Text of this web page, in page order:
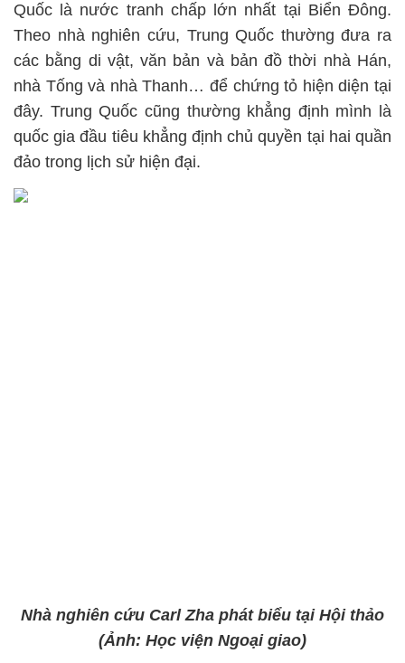
Quốc là nước tranh chấp lớn nhất tại Biển Đông.
Theo nhà nghiên cứu, Trung Quốc thường đưa ra
các bằng di vật, văn bản và bản đồ thời nhà Hán,
nhà Tống và nhà Thanh… để chứng tỏ hiện diện tại
đây. Trung Quốc cũng thường khẳng định mình là
quốc gia đầu tiêu khẳng định chủ quyền tại hai quần
đảo trong lịch sử hiện đại.
Nhà nghiên cứu Carl Zha phát biểu tại Hội thảo
(Ảnh: Học viện Ngoại giao)